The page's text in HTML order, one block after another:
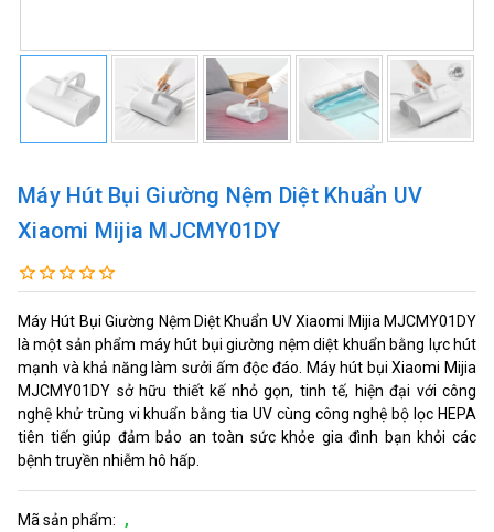
Máy Hút Bụi Giường Nệm Diệt Khuẩn UV
Xiaomi Mijia MJCMY01DY
Máy Hút Bụi Giường Nệm Diệt Khuẩn UV Xiaomi Mijia MJCMY01DY
là một sản phẩm máy hút bụi giường nệm diệt khuẩn bằng lực hút
mạnh và khả năng làm sưởi ấm độc đáo. Máy hút bụi Xiaomi Mijia
MJCMY01DY sở hữu thiết kế nhỏ gọn, tinh tế, hiện đại với công
nghệ khử trùng vi khuẩn bằng tia UV cùng công nghệ bộ lọc HEPA
tiên tiến giúp đảm bảo an toàn sức khỏe gia đình bạn khỏi các
bệnh truyền nhiễm hô hấp.
Mã sản phẩm:
,